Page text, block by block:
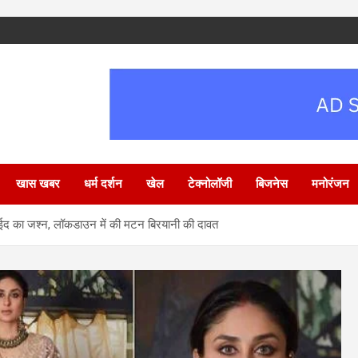
खास खबर धर्म दर्शन खेल टेक्नोलॉजी बिजनेस मनोरंजन
का जश्न, लॉकडाउन में की मटन बिरयानी की दावत